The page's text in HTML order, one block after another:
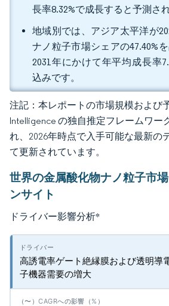
長率8.32%で成長すると予測さ
地域別では、アジア太平洋が
ナノ粒子市場シェアの47.40%
2031年にかけて年平均成長率
込みです。
注記：本レポートの市場規模および
Intelligence の独自推定フレームワー
れ、2026年時点で入手可能な最新の
て更新されています。
世界の金属酸化物ナノ粒子市
ンサイト
ドライバー影響分析*
高誘電率ゲート絶縁膜および透明導
子機器需要の増大